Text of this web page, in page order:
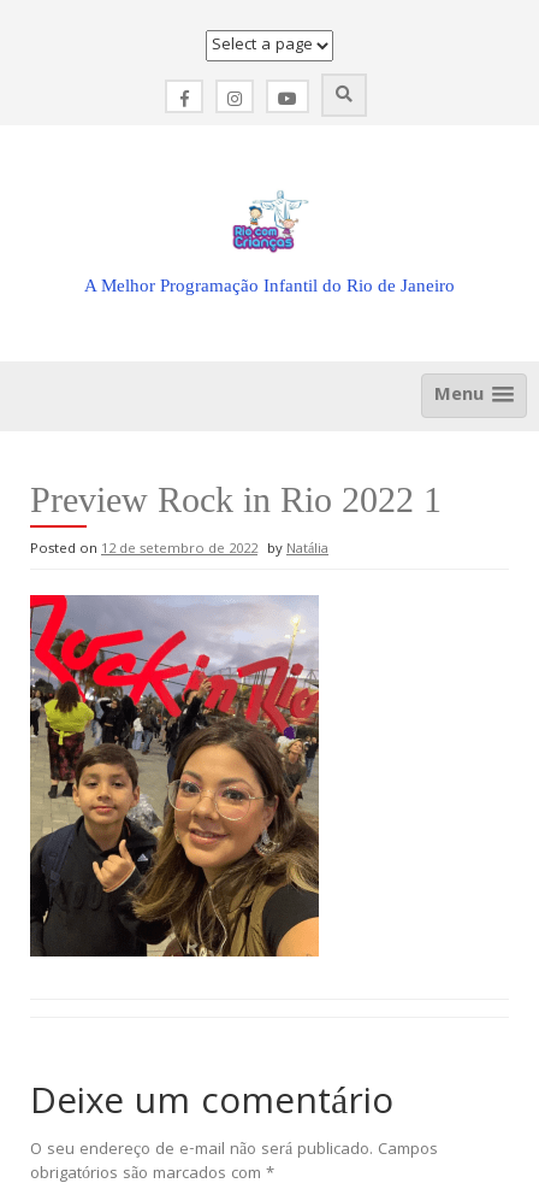
A Melhor Programação Infantil do Rio de Janeiro
Menu
Preview Rock in Rio 2022 1
Posted on 12 de setembro de 2022 byNatália
Deixe um comentário
O seu endereço de e-mail não será publicado. Campos
obrigatórios são marcados com *